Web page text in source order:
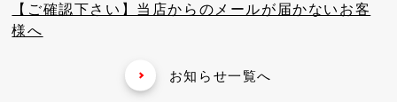
【ご確認下さい】当店からのメールが届かないお客
様へ
お知らせ一覧へ